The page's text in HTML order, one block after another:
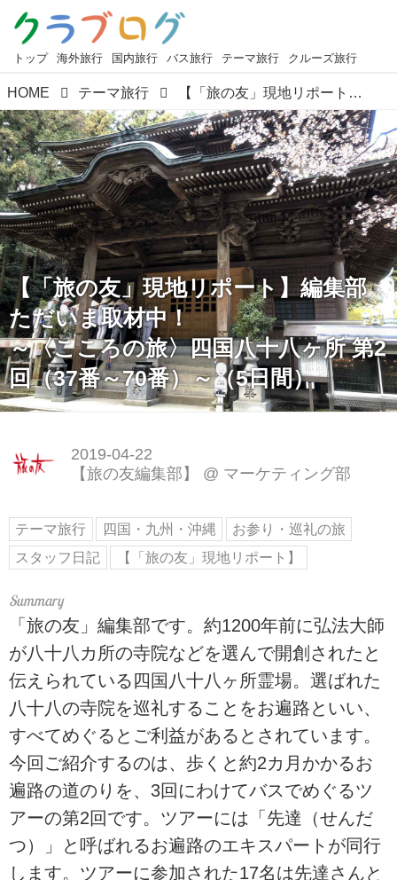
トップ 海外旅行 国内旅行 バス旅行 テーマ旅行 クルーズ旅行
HOME テーマ旅行 【「旅の友」現地リポート】編集部ただいま取材中！ ～〈こころの旅〉四国八十八ヶ所 第2回（37番～70番）～（5日間）
【「旅の友」現地リポート】編集部
ただいま取材中！
～〈こころの旅〉四国八十八ヶ所 第2
回（37番～70番）～（5日間）
2019-04-22
【旅の友編集部】
@ マーケティング部
テーマ旅行 四国・九州・沖縄
お参り・巡礼の旅
スタッフ日記
【「旅の友」現地リポート】
「旅の友」編集部です。約1200年前に弘法大師
が八十八カ所の寺院などを選んで開創されたと
伝えられている四国八十八ヶ所霊場。選ばれた
八十八の寺院を巡礼することをお遍路といい、
すべてめぐるとご利益があるとされています。
今回ご紹介するのは、歩くと約2カ月かかるお
遍路の道のりを、3回にわけてバスでめぐるツ
アーの第2回です。ツアーには「先達（せんだ
つ）」と呼ばれるお遍路のエキスパートが同行
します。ツアーに参加された17名は先達さんと